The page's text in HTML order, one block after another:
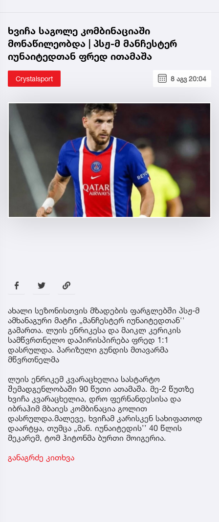
ხვიჩა საგოლე კომბინაციაში
მონაწილეობდა | პსჟ-მ მანჩესტერ
იუნაიტედთან ფრედ ითამაშა
Crystalsport 8 აგვ 20:04
ახალი სეზონისთვის მზადების ფარგლებში პსჟ-მ
ამხანაგური მატჩი „მანჩესტერ იუნაიტედთან''
გამართა. ლუის ენრიკესა და მაიკლ კერიკის
სამწვრთნელო დაპირისპირება ფრედ 1:1
დასრულდა. პარიზული გუნდის მთავარმა
მწვრთნელმა
ლუის ენრიკემ კვარაცხელია სასტარტო
შემადგენლობაში 90 წუთი ათამაშა. მე-2 წუთზე
ხვიჩა კვარაცხელია, დრო ფერნანდესისა და
იბრაჰიმ მბაიეს კომბინაცია გოლით
დასრულდა.მალევე, ხვიჩამ კარისკენ სახიფათოდ
დაარტყა, თუმცა „მან. იუნაიტედის’’ 40 წლის
მეკარემ, ტომ ჰიტონმა ბურთი მოიგერია.
განაგრძე კითხვა